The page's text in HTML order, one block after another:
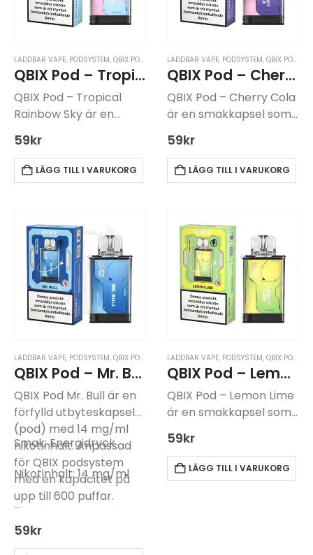
LADDBAR VAPE, PODSYSTEM, QBIX PODSYSTEM
QBIX Pod – Tropical Rainbow Sky -14mg
QBIX Pod – Tropical
Rainbow Sky är en
smakkapsel som
används med QBIX
pod-batteri. Produkten
kräver ett batteri för
Smakprofilen är en
blandning av tropiska
frukter,…
59kr
LÄGG TILL I VARUKORG
LADDBAR VAPE, PODSYSTEM, QBIX PODSYSTEM
QBIX Pod – Cherry Cola -14mg
QBIX Pod – Cherry Cola
är en smakkapsel som
används med QBIX-
vapear. Produkten
kräver ett batteri för
att kunna användas,
Kapseln har en
smakprofil som…
59kr
LÄGG TILL I VARUKORG
LADDBAR VAPE, PODSYSTEM, QBIX PODSYSTEM
QBIX Pod – Mr. Bull -14mg
QBIX Pod Mr. Bull är en
förfylld utbyteskapsel
(pod) med 14 mg/ml
nikotinhalt. Anpassad
för QBIX podsystem
med en kapacitet på
upp till 600 puffar.
Smak: Energidryck
Nikotinhalt: 14 mg/ml
…
59kr
LADDBAR VAPE, PODSYSTEM, QBIX PODSYSTEM
QBIX Pod – Lemon Lime -14mg
QBIX Pod – Lemon Lime
är en smakkapsel som
används med QBIX
pod-systemet. För att
använda produkten
krävs ett kompatibelt
59kr
LÄGG TILL I VARUKORG